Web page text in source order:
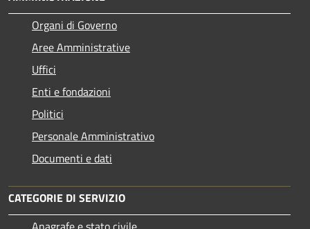
Organi di Governo
Aree Amministrative
Uffici
Enti e fondazioni
Politici
Personale Amministrativo
Documenti e dati
CATEGORIE DI SERVIZIO